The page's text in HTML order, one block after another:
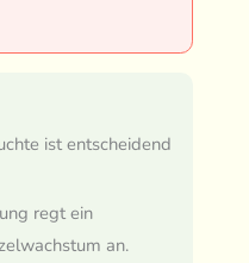
ist entscheidend
regt ein
an.